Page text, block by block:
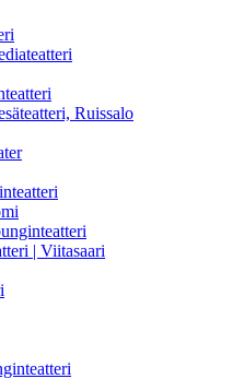
Ruissalo
| Viitasaari